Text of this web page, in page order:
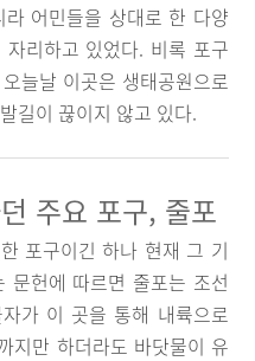
어민들을 상대로 한 다양
리하고 있었다. 비록 포구
늘날 이곳은 생태공원으로
길이 끊이지 않고 있다.
주요 포구, 줄포
포구이긴 하나 현재 그 기
문헌에 따르면 줄포는 조선
가 이 곳을 통해 내륙으로
지만 하더라도 바닷물이 유